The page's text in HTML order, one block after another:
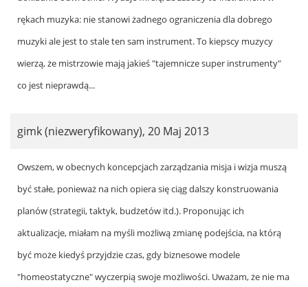
rękach muzyka: nie stanowi żadnego ograniczenia dla dobrego
muzyki ale jest to stale ten sam instrument. To kiepscy muzycy
wierzą, że mistrzowie mają jakieś "tajemnicze super instrumenty"
co jest nieprawdą...
gimk (niezweryfikowany), 20 Maj 2013
In
reply
to
by
Jarek
Żeliński
Owszem, w obecnych koncepcjach zarządzania misja i wizja muszą
być stałe, ponieważ na nich opiera się ciąg dalszy konstruowania
planów (strategii, taktyk, budżetów itd.). Proponując ich
aktualizacje, miałam na myśli możliwą zmianę podejścia, na którą
być może kiedyś przyjdzie czas, gdy biznesowe modele
"homeostatyczne" wyczerpią swoje możliwości. Uważam, że nie ma